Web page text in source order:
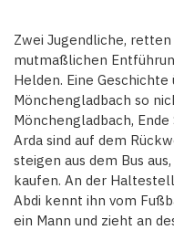
Zwei Jugendliche,
mutmaßlichen
Helden. Eine Geschichte
Mönchengladbach so
Mönchengladbach,
Arda sind auf dem
steigen aus dem Bus
kaufen. An der
Abdi kennt ihn vom
ein Mann und zieht an